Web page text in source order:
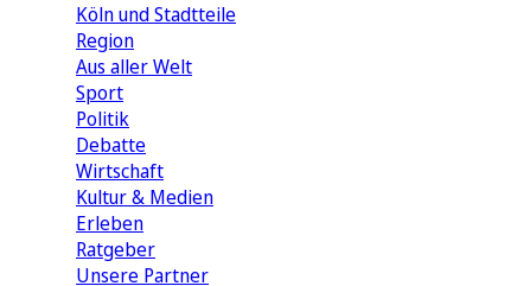
Köln und Stadtteile
Region
Aus aller Welt
Sport
Politik
Debatte
Wirtschaft
Kultur & Medien
Erleben
Ratgeber
Unsere Partner